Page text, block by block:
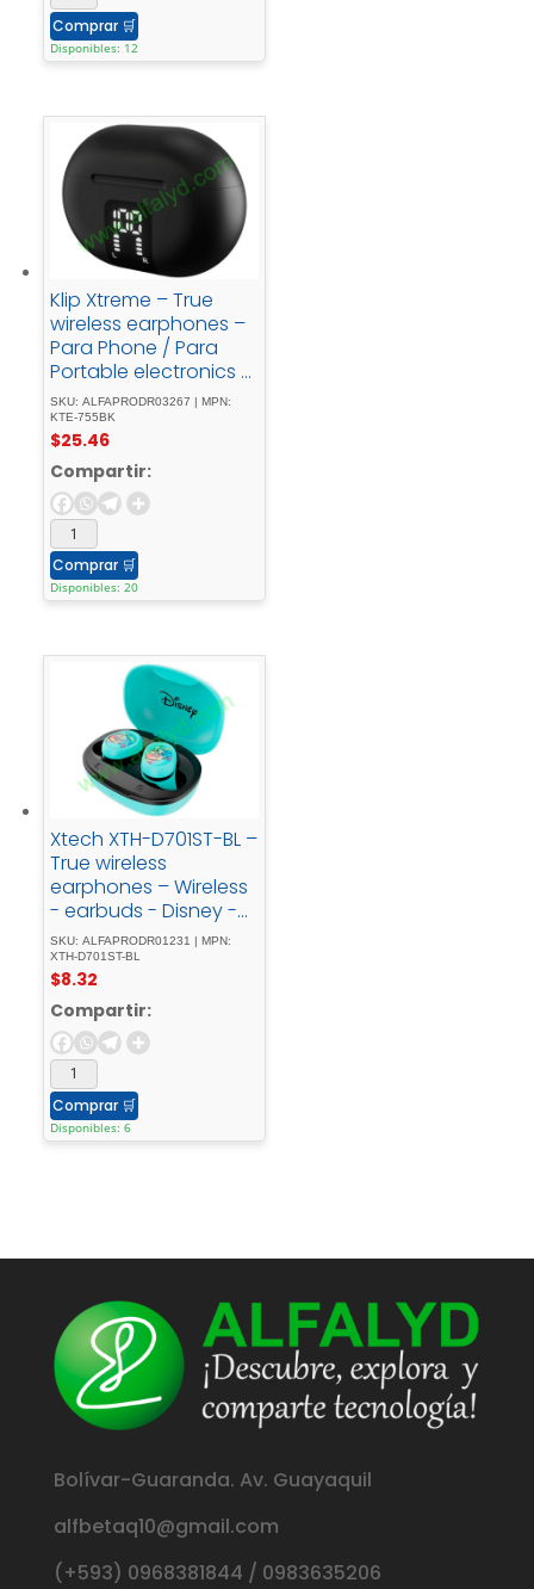
Comprar 🛒
Disponibles: 12
Klip Xtreme – True
wireless earphones –
Para Phone / Para
Portable electronics /
Para Tablet -
Wireless22Hrs - ANC -
Black
SKU: ALFAPRODR03267 | MPN:
KTE-755BK
$25.46
Compartir:
Comprar 🛒
Disponibles: 20
Xtech XTH-D701ST-BL –
True wireless
earphones – Wireless
- earbuds - Disney -
Stich - Blue
SKU: ALFAPRODR01231 | MPN:
XTH-D701ST-BL
$8.32
Compartir:
Comprar 🛒
Disponibles: 6
Bolívar-Guaranda. Av. Guayaquil
alfbetaq10@gmail.com
(+593) 0968381844 / 0983635206